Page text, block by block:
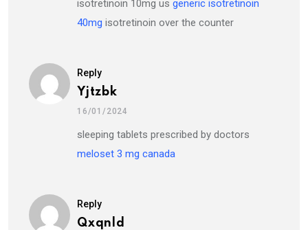
isotretinoin 10mg us generic isotretinoin
40mg isotretinoin over the counter
Reply
Yjtzbk
16/01/2024
sleeping tablets prescribed by doctors
meloset 3 mg canada
Reply
Qxqnld